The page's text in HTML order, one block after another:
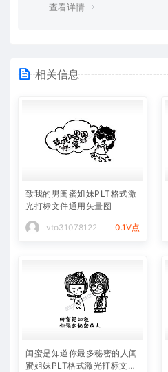
查看详情
相关信息
致我的男闺蜜姐妹PLT格式激
光打标文件通用矢量图
vto31078122 0.1V点
闺蜜是知道你最多秘密的人闺
蜜姐妹PLT格式激光打标文件